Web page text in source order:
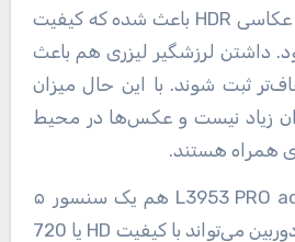
سمت خود جلب کند. عکاسی HDR باعث شده که کیفیت
داشتن لرزشگیر لیزری هم باعث
ثبت شوند. با این حال میزان
زیاد نیست و عکس‌ها در محیط
همراه هستند.
دوربین جلوی L3953 PRO advance هم یک سنسور ۵
مگاپیکسلی دارد. این دوربین می‌تواند با کیفیت HD یا 720